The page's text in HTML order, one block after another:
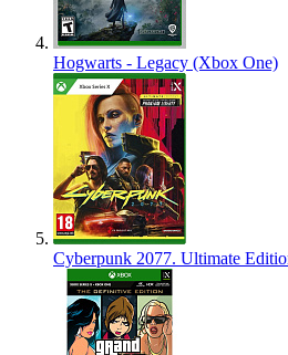
Hogwarts - Legacy (Xbox One)
Cyberpunk 2077. Ultimate